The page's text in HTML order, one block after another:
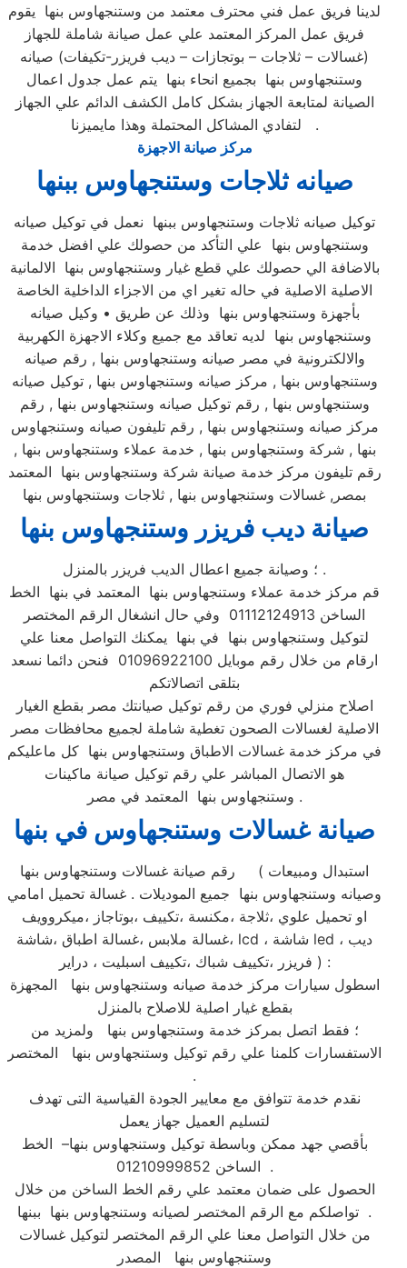
لدينا فريق عمل فني محترف معتمد من وستنجهاوس بنها يقوم
فريق عمل المركز المعتمد علي عمل صيانة شاملة للجهاز
(غسالات – ثلاجات – بوتجازات – ديب فريزر-تكيفات) صيانه
وستنجهاوس بنها بجميع انحاء بنها يتم عمل جدول اعمال
الصيانة لمتابعة الجهاز بشكل كامل الكشف الدائم علي الجهاز
لتفادي المشاكل المحتملة وهذا مايميزنا .
مركز صيانة الاجهزة
صيانه ثلاجات وستنجهاوس ببنها
توكيل صيانه ثلاجات وستنجهاوس ببنها نعمل في توكيل صيانه
وستنجهاوس بنها علي التأكد من حصولك علي افضل خدمة
بالاضافة الي حصولك علي قطع غيار وستنجهاوس بنها الالمانية
الاصلية الاصلية في حاله تغير اي من الاجزاء الداخلية الخاصة
بأجهزة وستنجهاوس بنها وذلك عن طريق • وكيل صيانه
وستنجهاوس بنها لديه تعاقد مع جميع وكلاء الاجهزة الكهربية
والالكترونية في مصر صيانه وستنجهاوس بنها , رقم صيانه
وستنجهاوس بنها , مركز صيانه وستنجهاوس بنها , توكيل صيانه
وستنجهاوس بنها , رقم توكيل صيانه وستنجهاوس بنها , رقم
مركز صيانه وستنجهاوس بنها , رقم تليفون صيانه وستنجهاوس
بنها , شركة وستنجهاوس بنها , خدمة عملاء وستنجهاوس بنها ,
رقم تليفون مركز خدمة صيانة شركة وستنجهاوس بنها المعتمد
بمصر, غسالات وستنجهاوس بنها , ثلاجات وستنجهاوس بنها
صيانة ديب فريزر وستنجهاوس بنها
؛ وصيانة جميع اعطال الديب فريزر بالمنزل .
قم مركز خدمة عملاء وستنجهاوس بنها المعتمد في بنها الخط
الساخن 01112124913 وفي حال انشغال الرقم المختصر
لتوكيل وستنجهاوس بنها في بنها يمكنك التواصل معنا علي
ارقام من خلال رقم موبايل 01096922100 فنحن دائما نسعد
بتلقى اتصالاتكم
اصلاح منزلي فوري من رقم توكيل صيانتك مصر بقطع الغيار
الاصلية لغسالات الصحون تغطية شاملة لجميع محافظات مصر
في مركز خدمة غسالات الاطباق وستنجهاوس بنها كل ماعليكم
هو الاتصال المباشر علي رقم توكيل صيانة ماكينات
وستنجهاوس بنها المعتمد في مصر .
صيانة غسالات وستنجهاوس في بنها
رقم صيانة غسالات وستنجهاوس بنها ( استبدال ومبيعات
وصيانه وستنجهاوس بنها جميع الموديلات . غسالة تحميل امامي
او تحميل علوي ،ثلاجة ،مكنسة ،تكييف ،بوتاجاز ،ميكروويف
،غسالة ملابس ،غسالة اطباق ،شاشة lcd ، شاشة led ، ديب
فريزر ،تكييف شباك ،تكييف اسبليت ، دراير ) :
اسطول سيارات مركز خدمة صيانه وستنجهاوس بنها المجهزة
بقطع غيار اصلية للاصلاح بالمنزل
؛ فقط اتصل بمركز خدمة وستنجهاوس بنها ولمزيد من
الاستفسارات كلمنا علي رقم توكيل وستنجهاوس بنها المختصر
.
نقدم خدمة تتوافق مع معايير الجودة القياسية التى تهدف
لتسليم العميل جهاز يعمل
بأقصي جهد ممكن وباسطة توكيل وستنجهاوس بنها– الخط
الساخن 01210999852 .
الحصول على ضمان معتمد علي رقم الخط الساخن من خلال
تواصلكم مع الرقم المختصر لصيانه وستنجهاوس بنها ببنها .
من خلال التواصل معنا علي الرقم المختصر لتوكيل غسالات
وستنجهاوس بنها المصدر